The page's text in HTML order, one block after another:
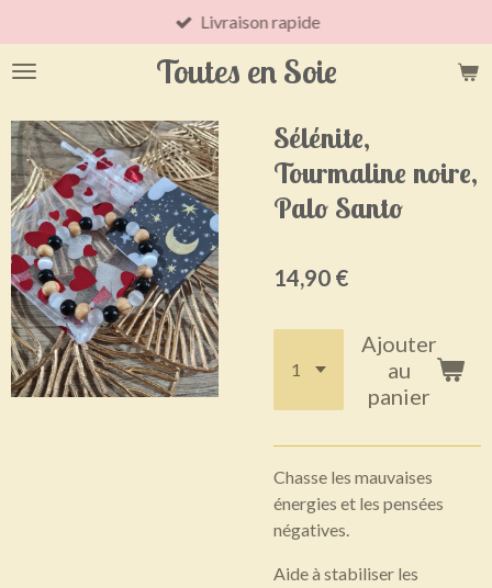
au
contenu
Toutes en Soie
Livraison rapide
Sélénite,
Tourmaline noire,
Palo Santo
14,90 €
Ajouter
au
panier
Chasse les mauvaises
énergies et les pensées
négatives.
Aide à stabiliser les